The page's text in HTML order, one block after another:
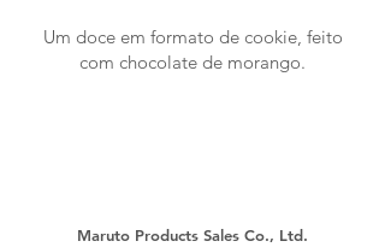
Um doce em formato de cookie, feito
com chocolate de morango.
Maruto Products Sales Co., Ltd.